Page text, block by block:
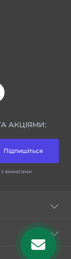
АКЦІЯМИ:
Підпишіться
з вимогами